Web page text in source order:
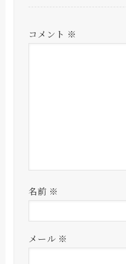
コメント ※
名前 ※
メール ※